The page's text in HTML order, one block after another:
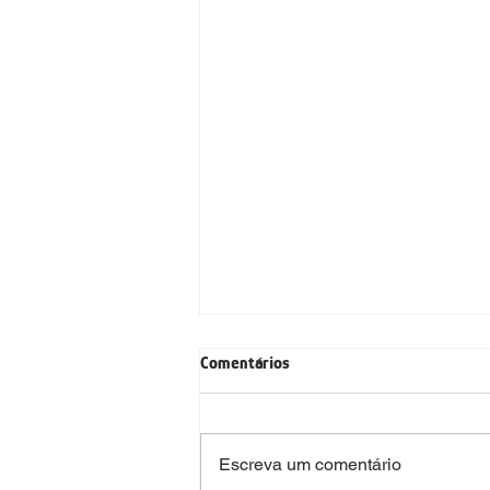
Cuscuz recheado
Comentários
Escreva um comentário